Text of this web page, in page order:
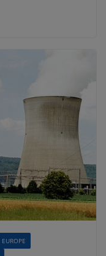
EUROPE